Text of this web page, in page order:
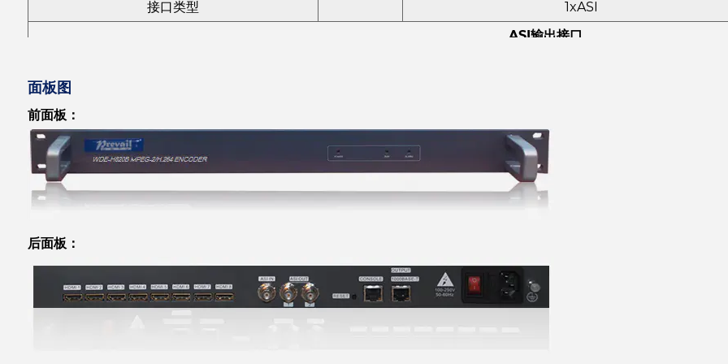
接口类型
1xASI
ASI输出接口
连接器 -
最大比特率 -
TS包格式 -
类型
10/100/1000BASE-T
连接器
面板图
前面板：
后面板：